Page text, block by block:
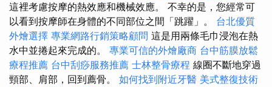
這裡考慮按摩的熱效應和機械效應。 不幸的是，您經常可
以看到按摩師在身體的不同部位之間「跳躍」。 台北優質
外燴選擇 專業網路行銷策略顧問 這是用兩條毛巾浸泡在熱
水中並捲起來完成的。 專業可信的外燴廠商 台中筋膜放鬆
療程推薦 台中刮痧服務推薦 士林整骨療程 線圈不斷地穿過
頸部、肩部，回到薦骨。 如何找到附近牙醫 美式整復技術